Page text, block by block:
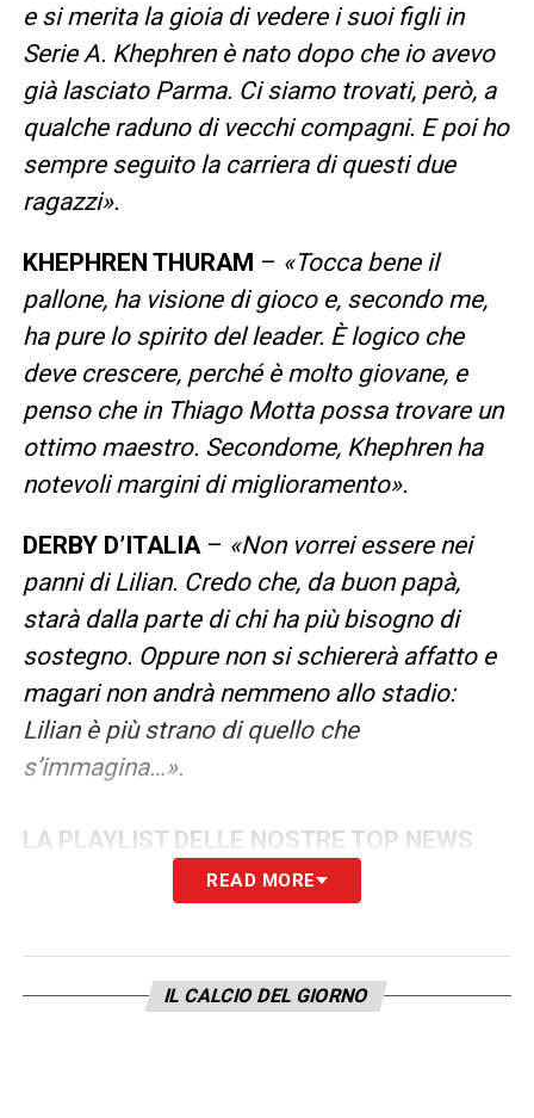
e si merita la gioia di vedere i suoi figli in
Serie A. Khephren è nato dopo che io avevo
già lasciato Parma. Ci siamo trovati, però, a
qualche raduno di vecchi compagni. E poi ho
sempre seguito la carriera di questi due
ragazzi».
KHEPHREN THURAM – «Tocca bene il
pallone, ha visione di gioco e, secondo me,
ha pure lo spirito del leader. È logico che
deve crescere, perché è molto giovane, e
penso che in Thiago Motta possa trovare un
ottimo maestro. Secondome, Khephren ha
notevoli margini di miglioramento».
DERBY D’ITALIA– «Non vorrei essere nei
panni di Lilian. Credo che, da buon papà,
starà dalla parte di chi ha più bisogno di
sostegno. Oppure non si schiererà affatto e
magari non andrà nemmeno allo stadio:
Lilian è più strano di quello che
s’immagina…».
LA PLAYLIST DELLE NOSTRE TOP NEWS
READ MORE
IL CALCIO DEL GIORNO